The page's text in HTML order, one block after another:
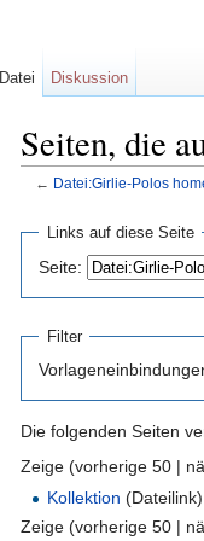
Seiten, die
← Datei:Girlie-Polos
Links auf diese Seite
Seite:
Filter
Die folgenden Seiten
Zeige (vorherige 50 |
Kollektion (Dateilink) ‎
Zeige (vorherige 50 |
Datei Diskussion